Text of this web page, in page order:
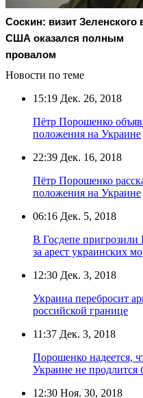
Соскин: визит Зеленского
США оказался полным
провалом
Новости по теме
15:19 Дек. 26, 2018
Пётр Порошенко
положения на Украине
22:39 Дек. 16, 2018
Пётр Порошенко
положения на Украине
06:16 Дек. 5, 2018
В Госдепе пригрозили
за арест украинских
12:30 Дек. 3, 2018
Украина перебросит
российской границе
11:37 Дек. 3, 2018
Порошенко надеется,
Украине не продлится
12:30 Ноя. 30, 2018